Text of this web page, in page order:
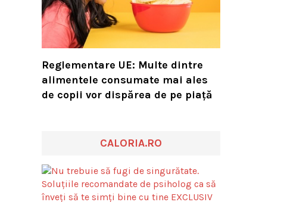
Reglementare UE: Multe dintre
alimentele consumate mai ales
de copii vor dispărea de pe piață
CALORIA.RO